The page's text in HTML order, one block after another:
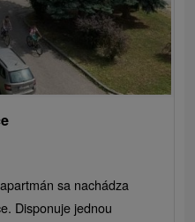
sa nachádza
Disponuje jednou